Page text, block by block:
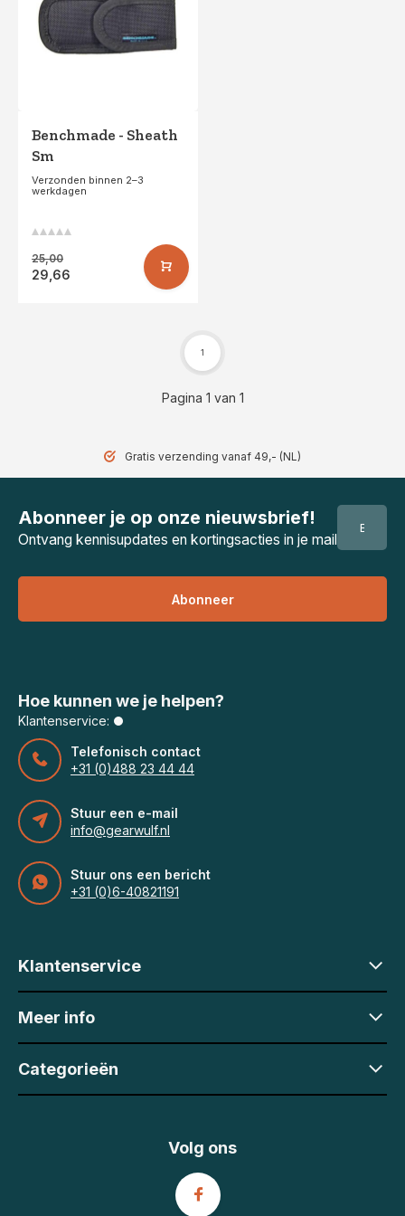
Benchmade - Sheath
Sm
Verzonden binnen 2–3
werkdagen
25,00
29,66
Pagina 1 van 1
1
Gratis verzending vanaf 49,- (NL)
Abonneer je op onze nieuwsbrief!
Ontvang kennisupdates en kortingsacties in je mail
Abonneer
Hoe kunnen we je helpen?
Klantenservice:
Telefonisch contact
+31 (0)488 23 44 44
Stuur een e-mail
info@gearwulf.nl
Stuur ons een bericht
+31 (0)6-40821191
Klantenservice
Meer info
Categorieën
Volg ons